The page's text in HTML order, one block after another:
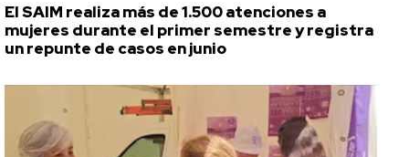
El SAIM realiza más de 1.500 atenciones a
mujeres durante el primer semestre y registra
un repunte de casos en junio